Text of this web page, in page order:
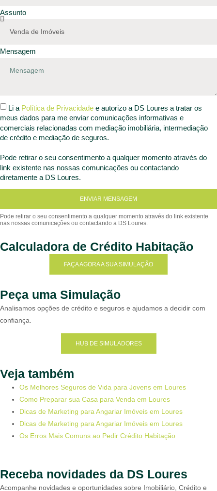
Assunto
Mensagem
Li a Política de Privacidade e autorizo a DS Loures a tratar os
meus dados para me enviar comunicações informativas e
comerciais relacionadas com mediação imobiliária, intermediação
de crédito e mediação de seguros.
Pode retirar o seu consentimento a qualquer momento através do
link existente nas nossas comunicações ou contactando
diretamente a DS Loures.
ENVIAR MENSAGEM
Calculadora de Crédito Habitação
FAÇA AGORA A SUA SIMULAÇÃO
Peça uma Simulação
Analisamos opções de crédito e seguros e ajudamos a decidir com
confiança.
HUB DE SIMULADORES
Veja também
Os Melhores Seguros de Vida para Jovens em Loures
Como Preparar sua Casa para Venda em Loures
Dicas de Marketing para Angariar Imóveis em Loures
Dicas de Marketing para Angariar Imóveis em Loures
Os Erros Mais Comuns ao Pedir Crédito Habitação
Receba novidades da DS Loures
Acompanhe novidades e oportunidades sobre Imobiliário, Crédito e